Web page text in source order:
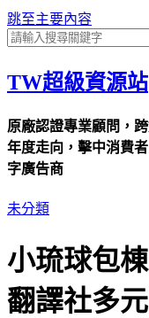
跳至主要內容
TW超級資源站
原廠認證專業顧問，
年度走向，擊中消費
字廣告商
未分類
小琉球包
翻譯社多